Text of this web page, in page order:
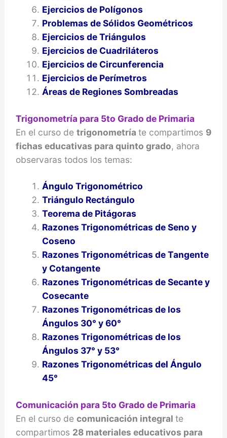
Ejercicios de Polígonos
Problemas de Sólidos Geométricos
Ejercicios de Triángulos
Ejercicios de Cuadriláteros
Ejercicios de Circunferencia
Ejercicios de Perímetros
Áreas de Regiones Sombreadas
Trigonometría para 5to Grado de Primaria
En el curso de trigonometría te compartimos 9
fichas educativas para quinto grado, ahora
observaras todos los temas:
Ángulo Trigonométrico
Triángulo Rectángulo
Teorema de Pitágoras
Razones Trigonométricas de Seno y
Coseno
Razones Trigonométricas de Tangente
y Cotangente
Razones Trigonométricas de Secante y
Cosecante
Razones Trigonométricas de los
Ángulos 30° y 60°
Razones Trigonométricas de los
Ángulos 37° y 53°
Razones Trigonométricas del Ángulo
45°
Comunicación para 5to Grado de Primaria
En el curso de comunicación integral te
compartimos 28 materiales educativos para